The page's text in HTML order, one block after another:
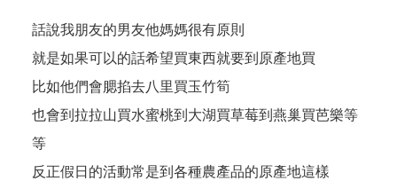
話說我朋友的男友他媽媽很有原則
就是如果可以的話希望買東西就要到原產地買
比如他們會腮掐去八里買玉竹筍
也會到拉拉山買水蜜桃到大湖買草莓到燕巢買芭樂等
等
反正假日的活動常是到各種農產品的原產地這樣